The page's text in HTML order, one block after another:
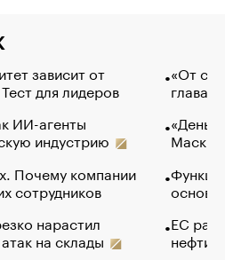
зависит от
для лидеров
ИИ-агенты
индустрию
Почему компании
сотрудников
нарастил
на склады
«От
глава
Маск в
основ
ЕС
нефти